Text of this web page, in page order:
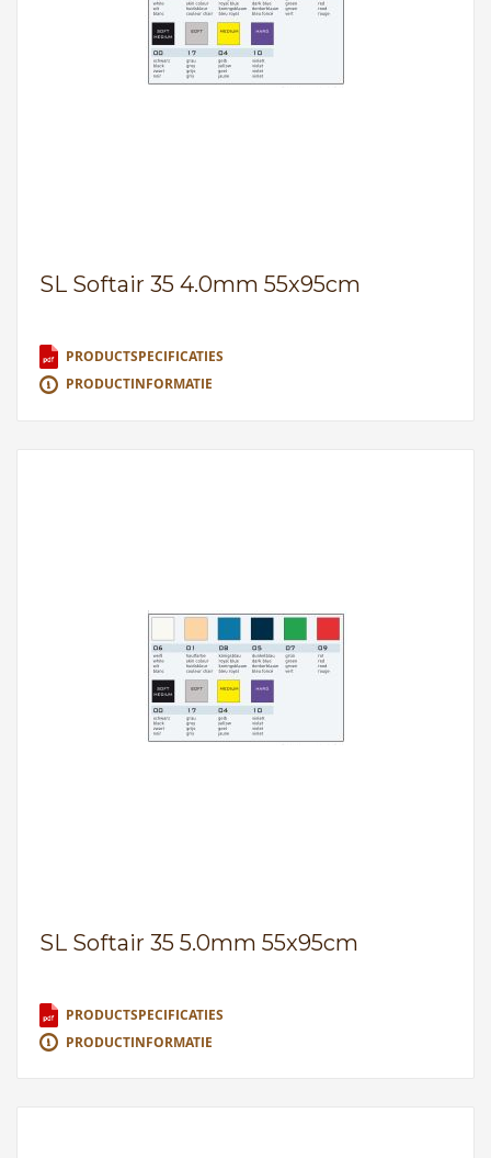
SL Softair 35 4.0mm 55x95cm
PRODUCTSPECIFICATIES
PRODUCTINFORMATIE
SL Softair 35 5.0mm 55x95cm
PRODUCTSPECIFICATIES
PRODUCTINFORMATIE